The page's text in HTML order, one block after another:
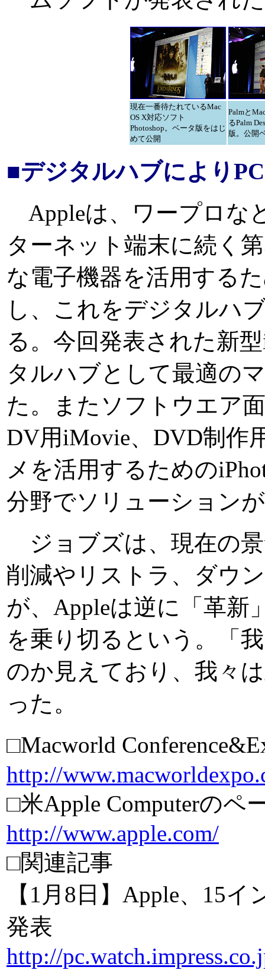
現在一番待たれているMac
OS X対応ソフト
Photoshop。ベータ版をはじ
めて公開
Palmと
るPalm
版。公開
■デジタルハブにより
Appleは、ワープロな
ターネット端末に続く
な電子機器を活用する
し、これをデジタルハ
る。今回発表された新
タルハブとして最適の
た。またソフトウエア
DV用iMovie、DVD制作
メを活用するための
分野でソリューション
ジョブズは、現在の
削減やリストラ、ダウ
が、Appleは逆に「革新
を乗り切るという。「
のか見えており、我々
った。
□Macworld
http://
□米Apple Computerのペ
http://www.apple.com/
□関連記事
【1月8日】Apple、15
発表
http://